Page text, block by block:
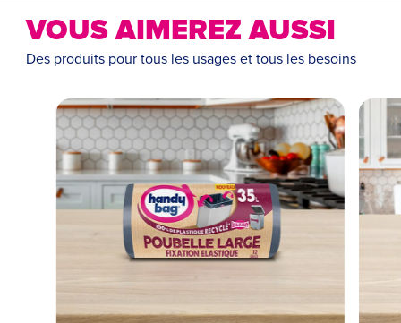
Angulaire
Longueur en cm
Largeur en cm
nous n'avons pas
trouvé de sac poubelle
adapté à votre
poubelle.
VOUS AIMEREZ AUSSI
Des produits pour tous les usages et tous les besoins